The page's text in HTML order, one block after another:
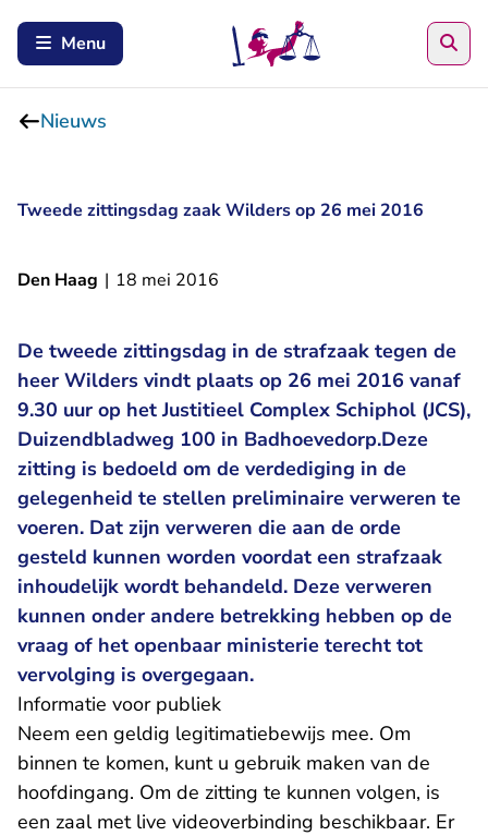
Menu
Nieuws
Tweede zittingsdag zaak Wilders op 26 mei 2016
Den Haag | 18 mei 2016
De tweede zittingsdag in de strafzaak tegen de
heer Wilders vindt plaats op 26 mei 2016 vanaf
9.30 uur op het Justitieel Complex Schiphol (JCS),
Duizendbladweg 100 in Badhoevedorp.Deze
zitting is bedoeld om de verdediging in de
gelegenheid te stellen preliminaire verweren te
voeren. Dat zijn verweren die aan de orde
gesteld kunnen worden voordat een strafzaak
inhoudelijk wordt behandeld. Deze verweren
kunnen onder andere betrekking hebben op de
vraag of het openbaar ministerie terecht tot
vervolging is overgegaan.
​Informatie voor publiek
Neem een geldig legitimatiebewijs mee. Om
binnen te komen, kunt u gebruik maken van de
hoofdingang. Om de zitting te kunnen volgen, is
een zaal met live videoverbinding beschikbaar. Er